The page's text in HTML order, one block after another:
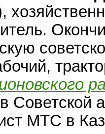
Советской
МТС в